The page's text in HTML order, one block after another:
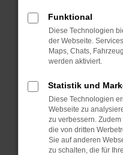
Prüfe deine
Manche
können das
anderen
Fenster?
Starte dein
Das kann
Funktional
Diese Technologien
der Webseite.
Maps, Chats,
werden aktiviert.
Statistik und
Diese Technologien
Webseite zu
zu verbessern.
die von dritten
Sie auf anderen
zu schalten, die für